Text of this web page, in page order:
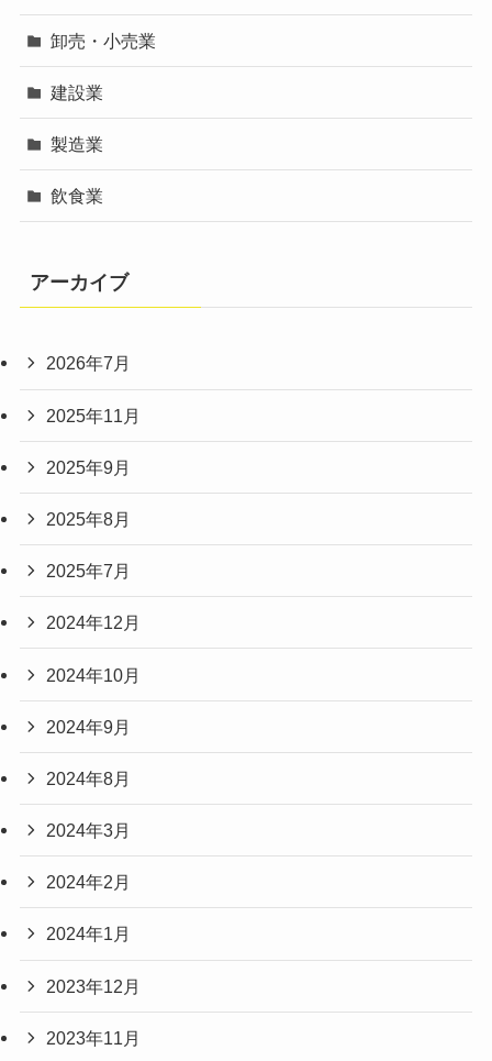
卸売・小売業
建設業
製造業
飲食業
アーカイブ
2026年7月
2025年11月
2025年9月
2025年8月
2025年7月
2024年12月
2024年10月
2024年9月
2024年8月
2024年3月
2024年2月
2024年1月
2023年12月
2023年11月